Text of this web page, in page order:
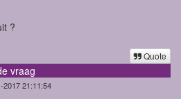
?
Quote
vraag
21:11:54